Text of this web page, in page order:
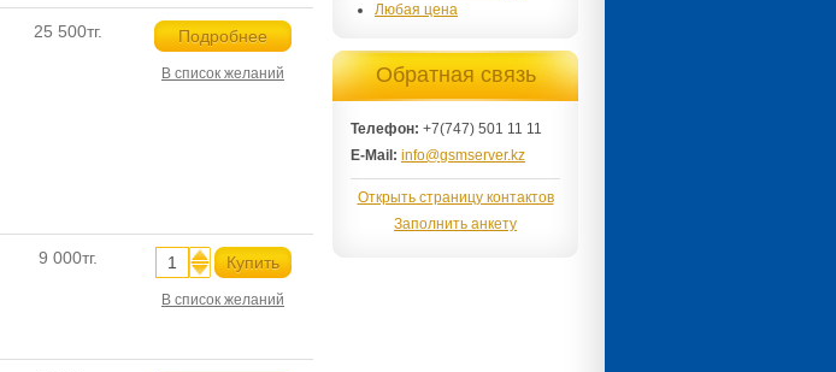
25 500тг. Подробнее
В список желаний
9 000тг. Купить
В список желаний
Любая цена
Обратная связь
Телефон: +7(747) 501 11 11
E-Mail: info@gsmserver.kz
Открыть страницу контактов
Заполнить анкету